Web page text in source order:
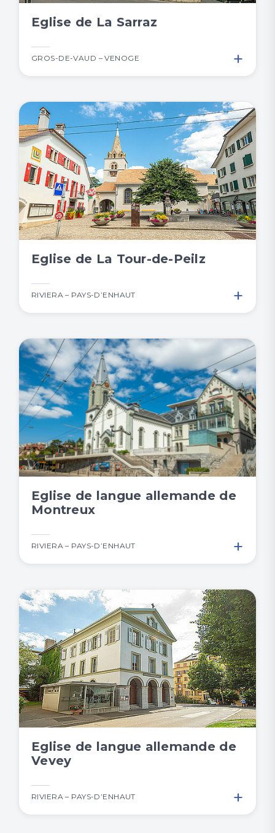
Eglise de La Sarraz
GROS-DE-VAUD – VENOGE +
Eglise de La Tour-de-Peilz
RIVIERA – PAYS-D’ENHAUT +
Eglise de langue allemande de
Montreux
RIVIERA – PAYS-D’ENHAUT +
Eglise de langue allemande de
Vevey
RIVIERA – PAYS-D’ENHAUT +